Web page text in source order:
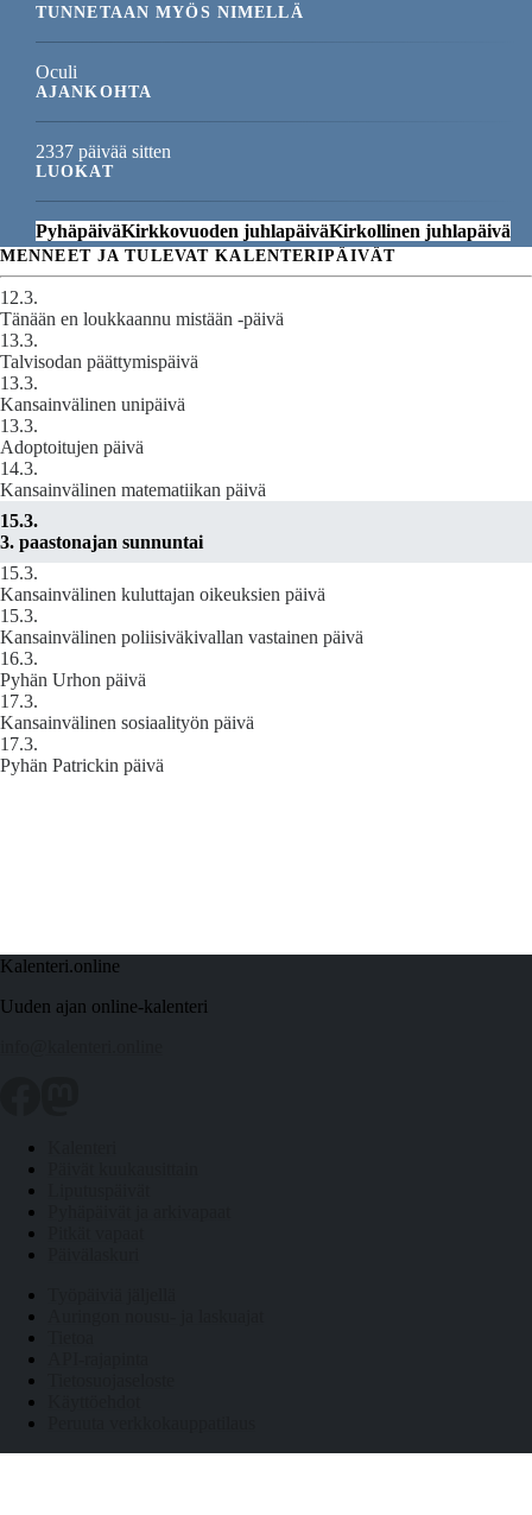
TUNNETAAN MYÖS NIMELLÄ
Oculi
AJANKOHTA
2337 päivää sitten
LUOKAT
PyhäpäiväKirkkovuoden juhlapäiväKirkollinen juhlapäivä
MENNEET JA TULEVAT KALENTERIPÄIVÄT
12.3.
Tänään en loukkaannu mistään -päivä
13.3.
Talvisodan päättymispäivä
13.3.
Kansainvälinen unipäivä
13.3.
Adoptoitujen päivä
14.3.
Kansainvälinen matematiikan päivä
15.3.
3. paastonajan sunnuntai
15.3.
Kansainvälinen kuluttajan oikeuksien päivä
15.3.
Kansainvälinen poliisiväkivallan vastainen päivä
16.3.
Pyhän Urhon päivä
17.3.
Kansainvälinen sosiaalityön päivä
17.3.
Pyhän Patrickin päivä
Kalenteri.online
Uuden ajan online-kalenteri